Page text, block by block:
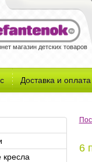
магазин детских товаров
Доставка и оплата
6